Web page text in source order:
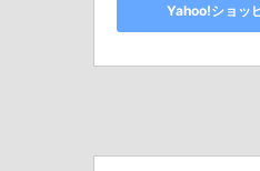
Yahoo!ショッ